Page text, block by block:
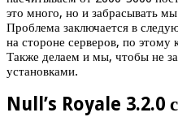
это много, но и забрасывать
Проблема заключается в
на стороне серверов, по этому
Также делаем и мы, чтобы не
установками.
Null’s Royale 3.2.0